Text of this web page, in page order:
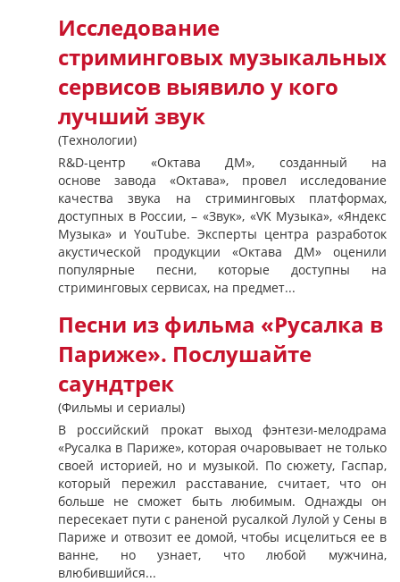
Исследование
стриминговых музыкальных
сервисов выявило у кого
лучший звук
(Технологии)
R&D-центр «Октава ДМ», созданный на
основе завода «Октава», провел исследование
качества звука на стриминговых платформах,
доступных в России, – «Звук», «VK Музыка», «Яндекс
Музыка» и YouTube. Эксперты центра разработок
акустической продукции «Октава ДМ» оценили
популярные песни, которые доступны на
стриминговых сервисах, на предмет...
Песни из фильма «Русалка в
Париже». Послушайте
саундтрек
(Фильмы и сериалы)
В российский прокат выход фэнтези-мелодрама
«Русалка в Париже», которая очаровывает не только
своей историей, но и музыкой. По сюжету, Гаспар,
который пережил расставание, считает, что он
больше не сможет быть любимым. Однажды он
пересекает пути с раненой русалкой Лулой у Сены в
Париже и отвозит ее домой, чтобы исцелиться ее в
ванне, но узнает, что любой мужчина,
влюбившийся...